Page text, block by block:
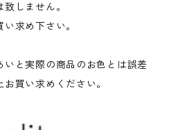
しません。
求め下さい。
と実際の商品のお色とは誤差
買い求めください。